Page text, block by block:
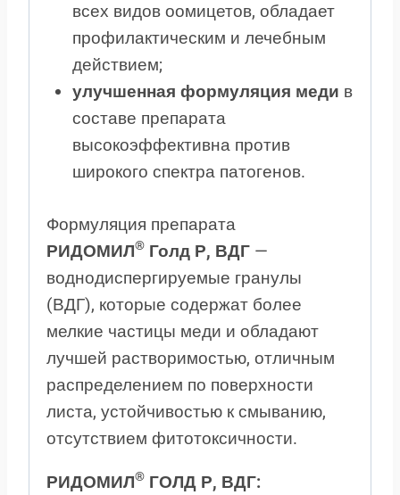
всех видов оомицетов, обладает
профилактическим и лечебным
действием;
улучшенная формуляция меди в
составе препарата
высокоэффективна против
широкого спектра патогенов.
Формуляция препарата
РИДОМИЛ® Голд Р, ВДГ —
воднодиспергируемые гранулы
(ВДГ), которые содержат более
мелкие частицы меди и обладают
лучшей растворимостью, отличным
распределением по поверхности
листа, устойчивостью к смыванию,
отсутствием фитотоксичности.
РИДОМИЛ® ГОЛД Р, ВДГ: